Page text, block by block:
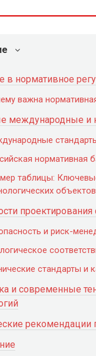
в нормативное
важна
международные и
нормативная
таблицы:
объектов
и риск-
стандарты и
и современные